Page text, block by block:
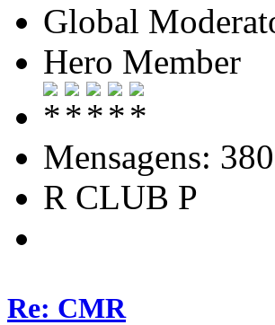
Global
Hero Member
Mensagens:
R CLUB P
Re: CMR